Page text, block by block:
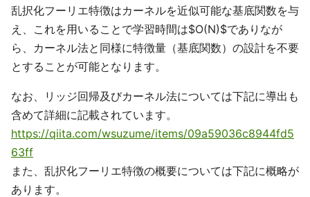
乱択化フーリエ特徴はカーネルを近似可能な基底関数を与
え、これを用いることで学習時間は$O(N)$でありなが
ら、カーネル法と同様に特徴量（基底関数）の設計を不要
とすることが可能となります。
なお、リッジ回帰及びカーネル法については下記に導出も
含めて詳細に記載されています。
https://qiita.com/wsuzume/items/09a59036c8944fd5
63ff
また、乱択化フーリエ特徴の概要については下記に概略が
あります。